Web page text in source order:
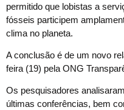
permitido que lobistas a
fósseis participem
clima no planeta.
A conclusão é de um novo
feira (19) pela ONG
Os pesquisadores
últimas conferências, bem